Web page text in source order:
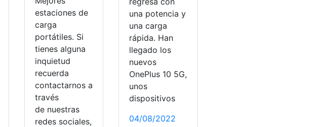
estaciones de
carga
portátiles. Si
tienes alguna
inquietud
recuerda
contactarnos a
través
de nuestras
redes sociales,
una potencia y
una carga
rápida. Han
llegado los
nuevos
OnePlus 10 5G,
unos
dispositivos
04/08/2022